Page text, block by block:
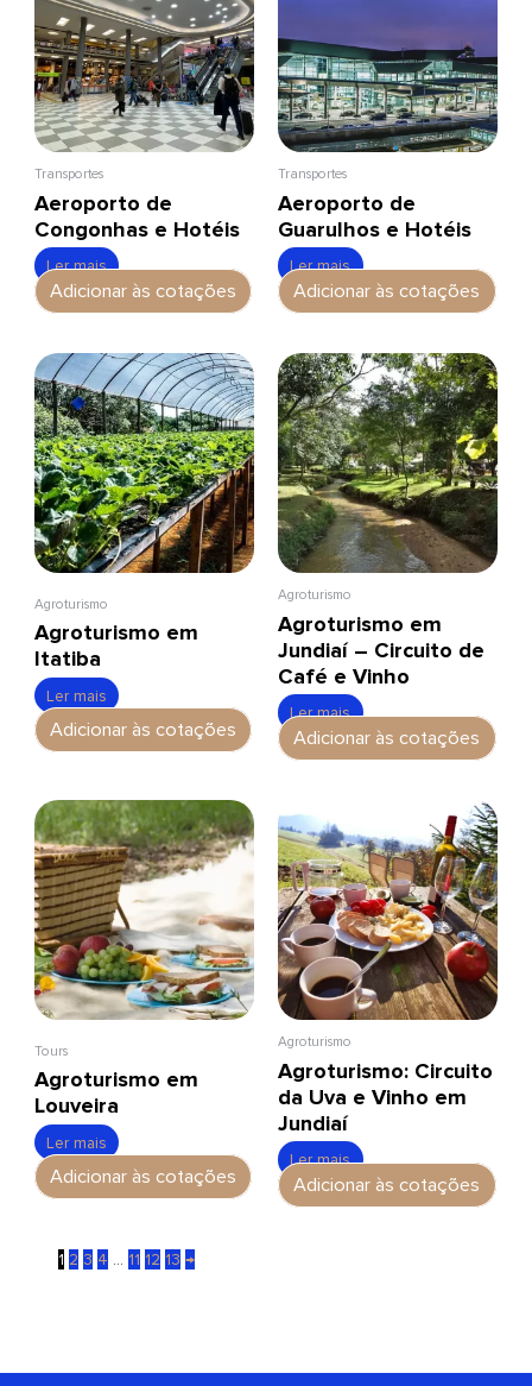
Transportes
Aeroporto de
Congonhas e Hotéis
Ler mais
Adicionar às cotações
Transportes
Aeroporto de
Guarulhos e Hotéis
Ler mais
Adicionar às cotações
Agroturismo
Agroturismo em
Itatiba
Ler mais
Adicionar às cotações
Agroturismo
Agroturismo em
Jundiaí – Circuito de
Café e Vinho
Ler mais
Adicionar às cotações
Tours
Agroturismo em
Louveira
Ler mais
Adicionar às cotações
Agroturismo
Agroturismo: Circuito
da Uva e Vinho em
Jundiaí
Ler mais
Adicionar às cotações
1 2 3 4 … 11 12 13 →